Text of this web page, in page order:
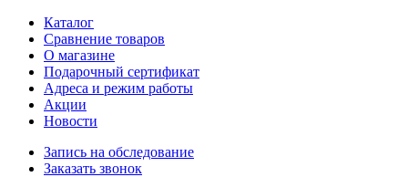
Каталог
Сравнение товаров
О магазине
Подарочный сертификат
Адреса и режим работы
Акции
Новости
Запись на обследование
Заказать звонок